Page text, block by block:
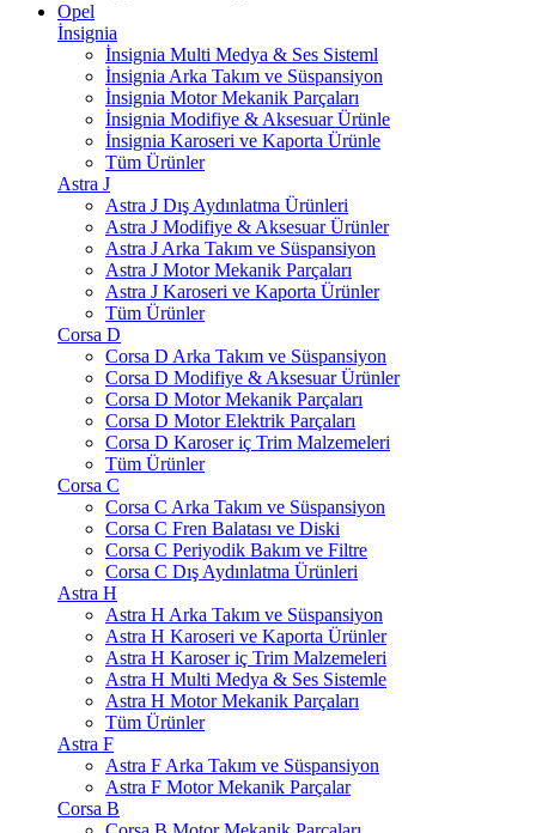
Opel
İnsignia
İnsignia Multi Medya & Ses Sisteml
İnsignia Arka Takım ve Süspansiyon
İnsignia Motor Mekanik Parçaları
İnsignia Modifiye & Aksesuar Ürünle
İnsignia Karoseri ve Kaporta Ürünle
Tüm Ürünler
Astra J
Astra J Dış Aydınlatma Ürünleri
Astra J Modifiye & Aksesuar Ürünler
Astra J Arka Takım ve Süspansiyon
Astra J Motor Mekanik Parçaları
Astra J Karoseri ve Kaporta Ürünler
Tüm Ürünler
Corsa D
Corsa D Arka Takım ve Süspansiyon
Corsa D Modifiye & Aksesuar Ürünler
Corsa D Motor Mekanik Parçaları
Corsa D Motor Elektrik Parçaları
Corsa D Karoser iç Trim Malzemeleri
Tüm Ürünler
Corsa C
Corsa C Arka Takım ve Süspansiyon
Corsa C Fren Balatası ve Diski
Corsa C Periyodik Bakım ve Filtre
Corsa C Dış Aydınlatma Ürünleri
Astra H
Astra H Arka Takım ve Süspansiyon
Astra H Karoseri ve Kaporta Ürünler
Astra H Karoser iç Trim Malzemeleri
Astra H Multi Medya & Ses Sistemle
Astra H Motor Mekanik Parçaları
Tüm Ürünler
Astra F
Astra F Arka Takım ve Süspansiyon
Astra F Motor Mekanik Parçalar
Corsa B